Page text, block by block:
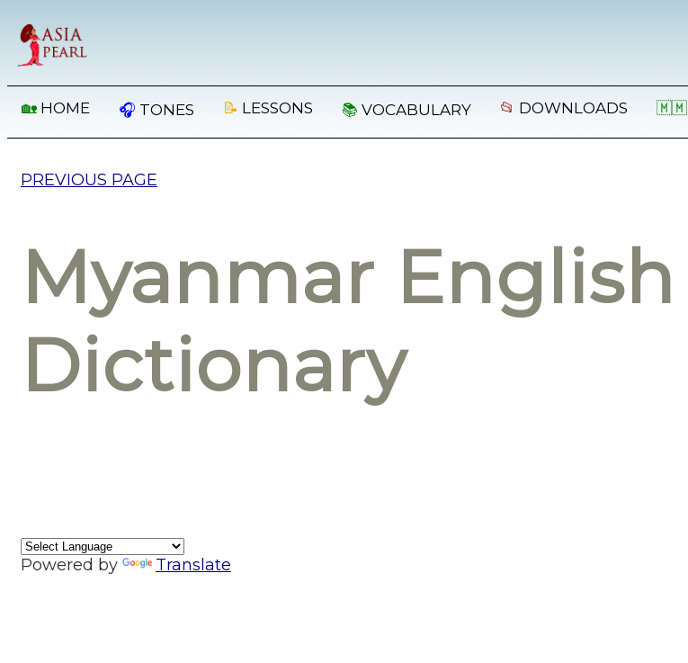
🏡 HOME 🎧 TONES 📝 LESSONS 📚 VOCABULARY 📂 DOWNLOADS 🇲🇲
PREVIOUS PAGE
Myanmar English
Dictionary
Powered by Translate